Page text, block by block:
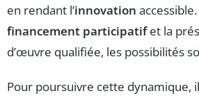
en rendant l’innovation
financement participatifet la
d’œuvre qualifiée, les possibilités
Pour poursuivre cette dynamique,